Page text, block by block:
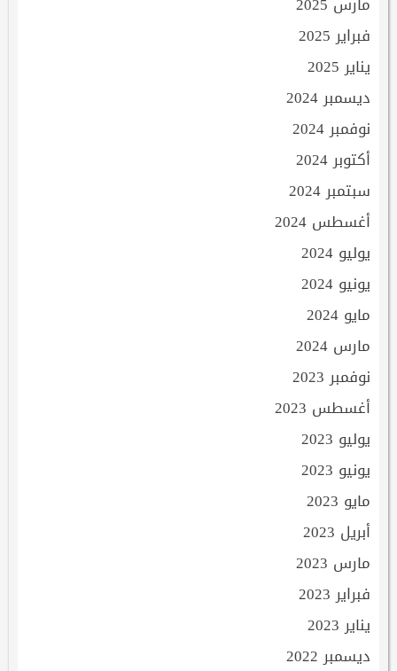
فبراير 2025
يناير 2025
ديسمبر 2024
نوفمبر 2024
أكتوبر 2024
سبتمبر 2024
أغسطس 2024
يوليو 2024
يونيو 2024
مايو 2024
مارس 2024
نوفمبر 2023
أغسطس 2023
يوليو 2023
يونيو 2023
مايو 2023
أبريل 2023
مارس 2023
فبراير 2023
يناير 2023
ديسمبر 2022